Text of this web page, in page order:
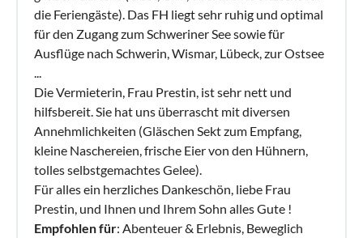
die Feriengäste). Das FH liegt sehr ruhig und optimal
für den Zugang zum Schweriner See sowie für
Ausflüge nach Schwerin, Wismar, Lübeck, zur Ostsee
Die Vermieterin, Frau Prestin, ist sehr nett und
hilfsbereit. Sie hat uns überrascht mit diversen
Annehmlichkeiten (Gläschen Sekt zum Empfang,
kleine Naschereien, frische Eier von den Hühnern,
tolles selbstgemachtes Gelee).
Für alles ein herzliches Dankeschön, liebe Frau
Prestin, und Ihnen und Ihrem Sohn alles Gute !
Empfohlen für: Abenteuer & Erlebnis, Beweglich